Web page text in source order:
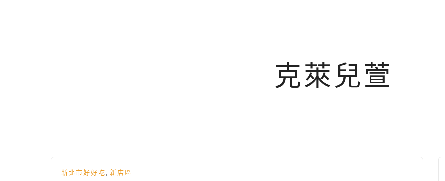
克萊兒萱
新北市好好吃 , 新店區